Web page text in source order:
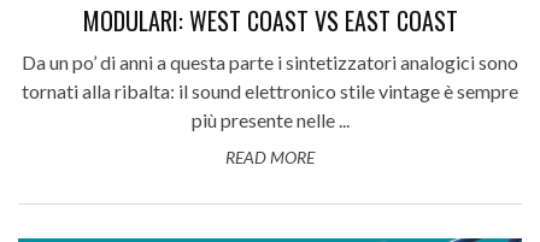
MODULARI: WEST COAST VS EAST COAST
Da un po’ di anni a questa parte i sintetizzatori analogici sono
tornati alla ribalta: il sound elettronico stile vintage è sempre
più presente nelle ...
READ MORE